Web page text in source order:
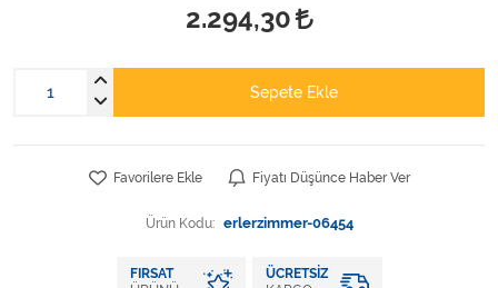
2.294,30
Sepete Ekle
Favorilere Ekle Fiyatı Düşünce Haber Ver
Ürün Kodu: erlerzimmer-06454
FIRSAT
ÜCRETSIZ